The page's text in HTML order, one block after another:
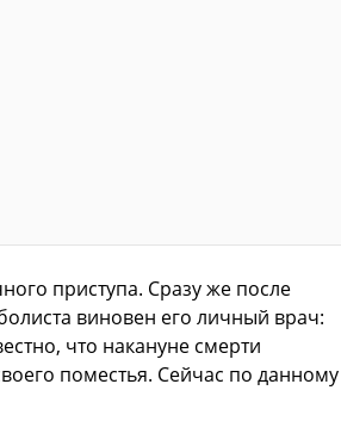
приступа. Сразу же после
виновен его личный врач:
что накануне смерти
поместья. Сейчас по данному